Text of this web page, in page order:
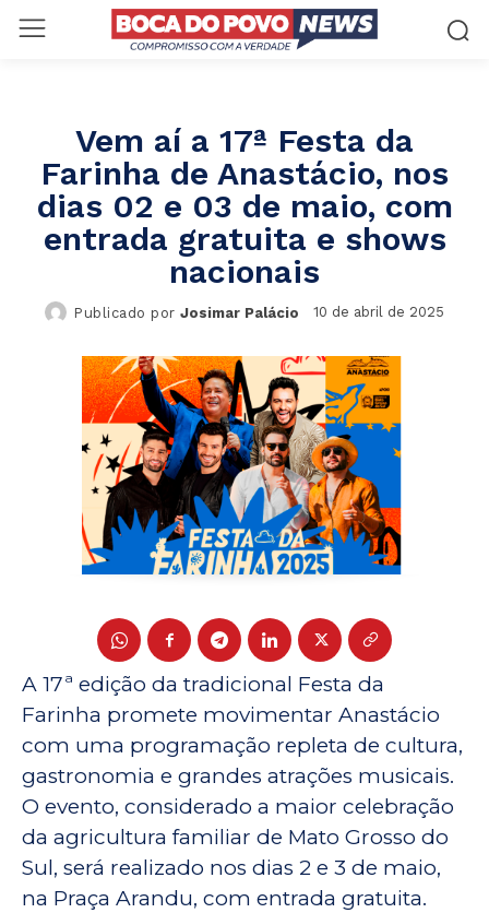
Vem aí a 17ª Festa da
Farinha de Anastácio, nos
dias 02 e 03 de maio, com
entrada gratuita e shows
nacionais
Publicado por Josimar Palácio 10 de abril de 2025
A 17ª edição da tradicional Festa da
Farinha promete movimentar Anastácio
com uma programação repleta de cultura,
gastronomia e grandes atrações musicais.
O evento, considerado a maior celebração
da agricultura familiar de Mato Grosso do
Sul, será realizado nos dias 2 e 3 de maio,
na Praça Arandu, com entrada gratuita.